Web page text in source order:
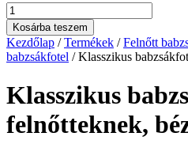
Kosárba teszem
Kezdőlap /Termékek /Felnőtt
babzsákfotel / Klasszikus
Klasszikus
felnőtteknek,